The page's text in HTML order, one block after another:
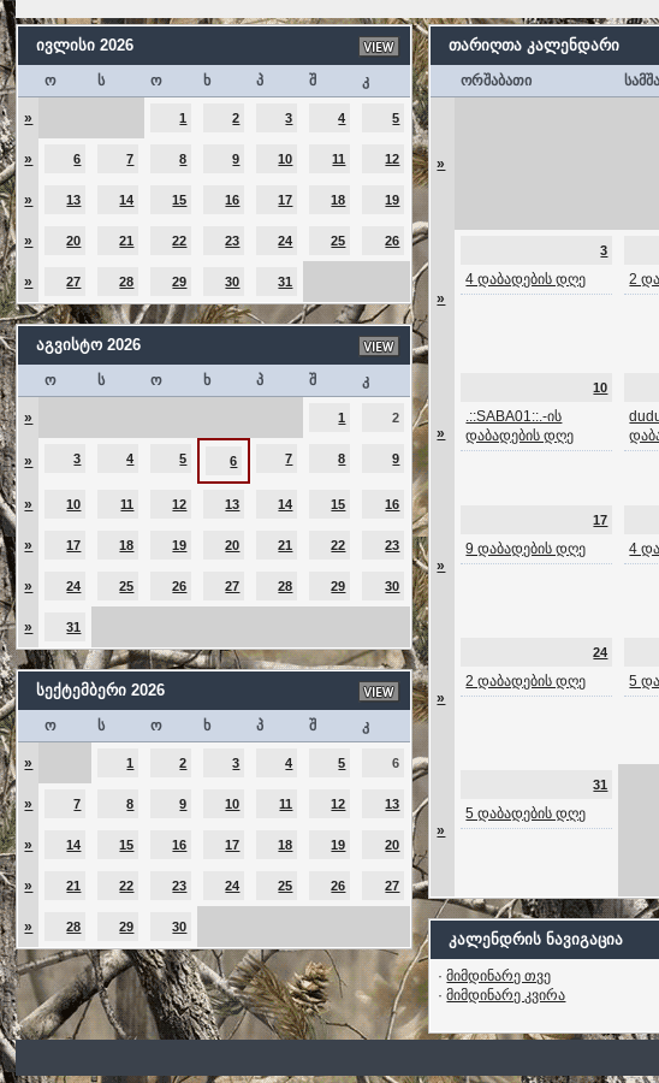
ივლისი 2026
ო ს ო ხ პ შ კ
» 1 2 3 4 5
» 6 7 8 9 10 11 12
» 13 14 15 16 17 18 19
» 20 21 22 23 24 25 26
» 27 28 29 30 31
აგვისტო 2026
ო ს ო ხ პ შ კ
» 1 2
» 3 4 5 6 7 8 9
» 10 11 12 13 14 15 16
» 17 18 19 20 21 22 23
» 24 25 26 27 28 29 30
» 31
სექტემბერი 2026
ო ს ო ხ პ შ კ
» 1 2 3 4 5 6
» 7 8 9 10 11 12 13
» 14 15 16 17 18 19 20
» 21 22 23 24 25 26 27
» 28 29 30
თარიღთა კალენდარი
ორშაბათი
»
»
3
4 დაბადების დღე 2
»
10
.::SABA01::.-ის
დაბადების დღე
»
17
9 დაბადების დღე 4
»
24
2 დაბადების დღე 5
»
31
5 დაბადების დღე
კალენდრის ნავიგაცია
·მიმდინარე თვე
·მიმდინარე კვირა